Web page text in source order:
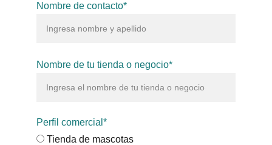
Nombre de contacto*
Nombre de tu tienda o negocio*
Perfil comercial*
Tienda de mascotas